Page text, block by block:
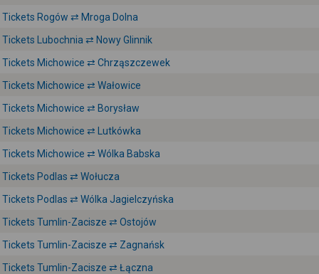
Tickets Rogów ⇄ Mroga Dolna
Tickets Lubochnia ⇄ Nowy Glinnik
Tickets Michowice ⇄ Chrząszczewek
Tickets Michowice ⇄ Wałowice
Tickets Michowice ⇄ Borysław
Tickets Michowice ⇄ Lutkówka
Tickets Michowice ⇄ Wólka Babska
Tickets Podlas ⇄ Wołucza
Tickets Podlas ⇄ Wólka Jagielczyńska
Tickets Tumlin-Zacisze ⇄ Ostojów
Tickets Tumlin-Zacisze ⇄ Zagnańsk
Tickets Tumlin-Zacisze ⇄ Łączna